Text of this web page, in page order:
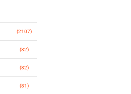
(2107)
(82)
(82)
(81)